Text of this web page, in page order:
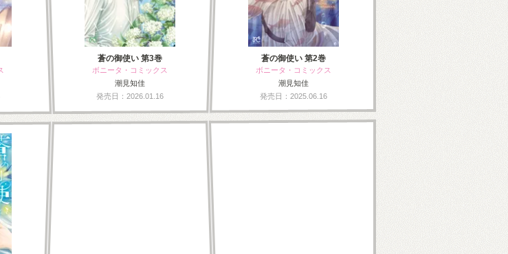
蒼の御使い 第3巻
ボニータ・コミックス
潮見知佳
発売日：2026.01.16
蒼の御使い 第2巻
ボニータ・コミックス
潮見知佳
発売日：2025.06.16